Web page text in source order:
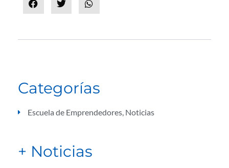
Categorías
Escuela de Emprendedores, Noticias
+ Noticias